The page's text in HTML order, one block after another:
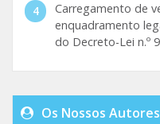
Carregamento de
enquadramento
do Decreto-Lei n.º
Os Nossos Autores